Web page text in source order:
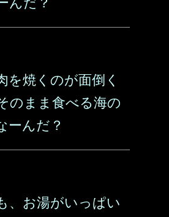
を焼くのが面倒く
のまま食べる海の
ーんだ？
、お湯がいっぱい